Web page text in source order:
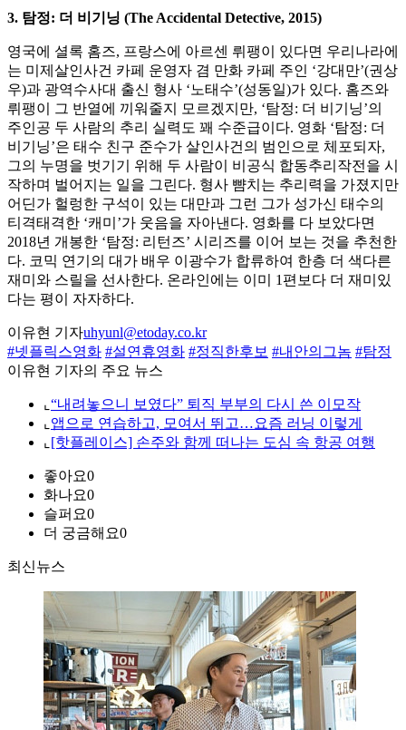
3. 탐정: 더 비기닝 (The Accidental Detective, 2015)
영국에 셜록 홈즈, 프랑스에 아르센 뤼팽이 있다면 우리나라에
는 미제살인사건 카페 운영자 겸 만화 카페 주인 ‘강대만’(권상
우)과 광역수사대 출신 형사 ‘노태수’(성동일)가 있다. 홈즈와
뤼팽이 그 반열에 끼워줄지 모르겠지만, ‘탐정: 더 비기닝’의
주인공 두 사람의 추리 실력도 꽤 수준급이다. 영화 ‘탐정: 더
비기닝’은 태수 친구 준수가 살인사건의 범인으로 체포되자,
그의 누명을 벗기기 위해 두 사람이 비공식 합동추리작전을 시
작하며 벌어지는 일을 그린다. 형사 뺨치는 추리력을 가졌지만
어딘가 헐렁한 구석이 있는 대만과 그런 그가 성가신 태수의
티격태격한 ‘캐미’가 웃음을 자아낸다. 영화를 다 보았다면
2018년 개봉한 ‘탐정: 리턴즈’ 시리즈를 이어 보는 것을 추천한
다. 코믹 연기의 대가 배우 이광수가 합류하여 한층 더 색다른
재미와 스릴을 선사한다. 온라인에는 이미 1편보다 더 재미있
다는 평이 자자하다.
이유현 기자uhyunl@etoday.co.kr
#넷플릭스영화 #설연휴영화 #정직한후보 #내안의그놈 #탐정
이유현 기자의 주요 뉴스
⌞ “내려놓으니 보였다” 퇴직 부부의 다시 쓴 이모작
⌞ 앱으로 연습하고, 모여서 뛰고…요즘 러닝 이렇게
⌞ [핫플레이스] 손주와 함께 떠나는 도심 속 항공 여행
좋아요0
화나요0
슬퍼요0
더 궁금해요0
최신뉴스